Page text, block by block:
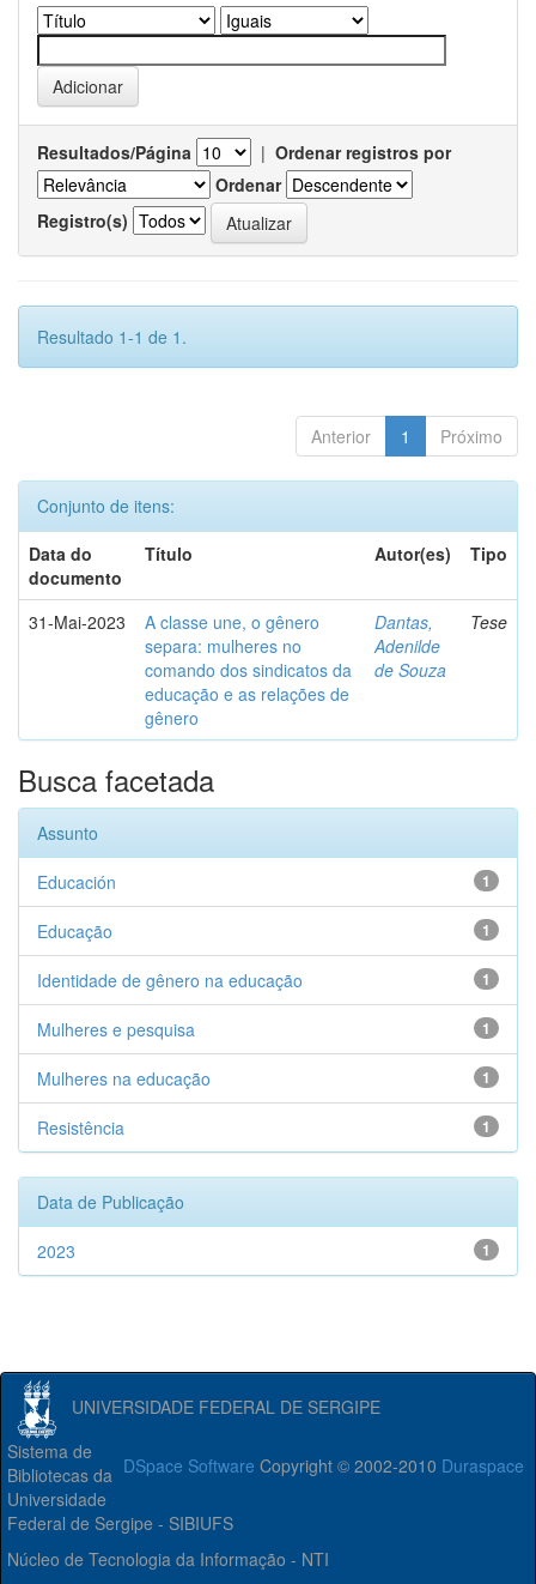
Resultados/Página | Ordenar registros por
Ordenar
Registro(s)
Resultado 1-1 de 1.
Anterior 1 Próximo
Conjunto de itens:
Data do
documento
Título Autor(es) Tipo
31-Mai-2023
A classe une, o gênero
separa: mulheres no
comando dos sindicatos da
educação e as relações de
gênero
Dantas,
Adenilde
de Souza
Tese
Busca facetada
Assunto
1
Educación
1
Educação
1
Identidade de gênero na educação
1
Mulheres e pesquisa
1
Mulheres na educação
1
Resistência
Data de Publicação
1
2023
UNIVERSIDADE FEDERAL DE SERGIPE
DSpace Software Copyright © 2002-2010 Duraspace
Sistema de
Bibliotecas da
Universidade
Federal de Sergipe - SIBIUFS
Núcleo de Tecnologia da Informação - NTI